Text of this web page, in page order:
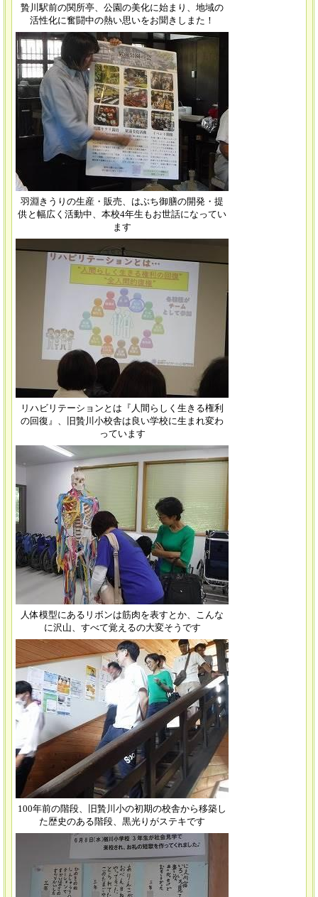
贄川駅前の関所亭、公園の美化に始まり、地域の
活性化に奮闘中の熱い思いをお聞きしまた！
羽淵きうりの生産・販売、はぶち御膳の開発・提
供と幅広く活動中、本校4年生もお世話になってい
ます
リハビリテーションとは『人間らしく生きる権利
の回復』、旧贄川小校舎は良い学校に生まれ変わ
っています
人体模型にあるリボンは筋肉を表すとか、こんな
に沢山、すべて覚えるの大変そうです
100年前の階段、旧贄川小の初期の校舎から移築し
た歴史のある階段、黒光りがステキです